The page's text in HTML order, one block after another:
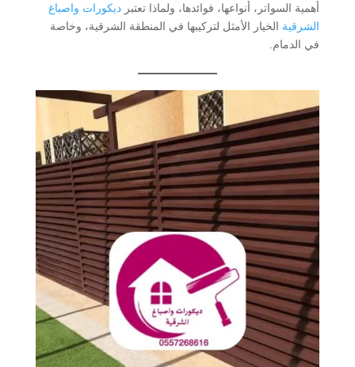
أهمية السواتر، أنواعها، فوائدها، ولماذا تعتبر ديكورات واصباغ
الشرقية الخيار الأمثل لتركيبها في المنطقة الشرقية، وخاصة
في الدمام.